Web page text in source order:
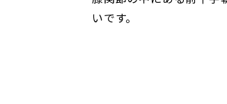
いです。